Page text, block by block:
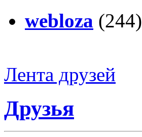
webloza (244)
Лента друзей
Друзья